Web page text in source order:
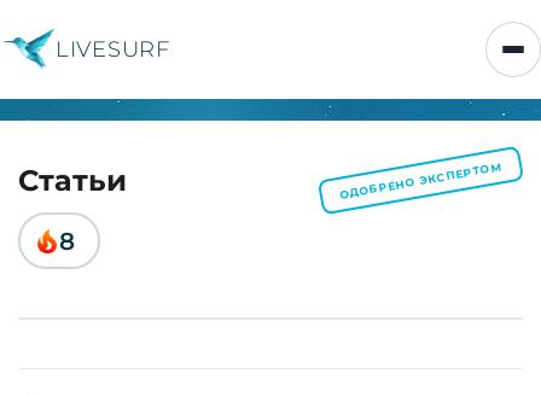
LIVESURF
Статьи ОДОБРЕНО ЭКСПЕРТОМ
8